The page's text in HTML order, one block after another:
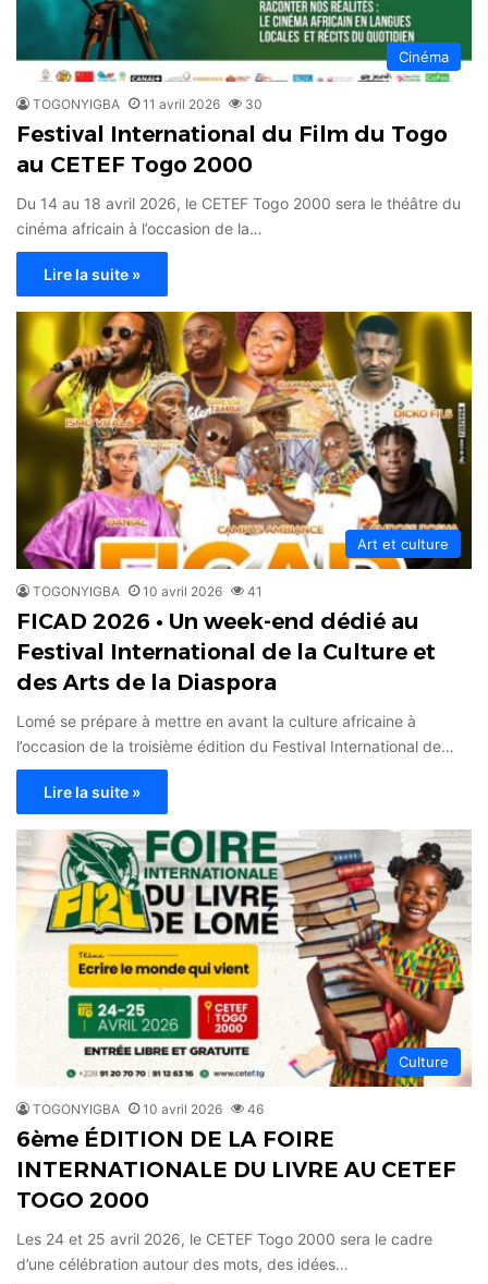
Cinéma
TOGONYIGBA 11 avril 2026 30
Festival International du Film du Togo
au CETEF Togo 2000
Du 14 au 18 avril 2026, le CETEF Togo 2000 sera le théâtre du
cinéma africain à l’occasion de la…
Lire la suite »
Art et culture
TOGONYIGBA 10 avril 2026 41
FICAD 2026 • Un week-end dédié au
Festival International de la Culture et
des Arts de la Diaspora
Lomé se prépare à mettre en avant la culture africaine à
l’occasion de la troisième édition du Festival International de…
Lire la suite »
Culture
TOGONYIGBA 10 avril 2026 46
6ème ÉDITION DE LA FOIRE
INTERNATIONALE DU LIVRE AU CETEF
TOGO 2000
Les 24 et 25 avril 2026, le CETEF Togo 2000 sera le cadre
d’une célébration autour des mots, des idées…